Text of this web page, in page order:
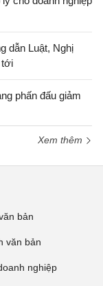
dẫn Luật, Nghị
tới
phấn đấu giảm
Xem thêm
bản
văn bản
nghiệp